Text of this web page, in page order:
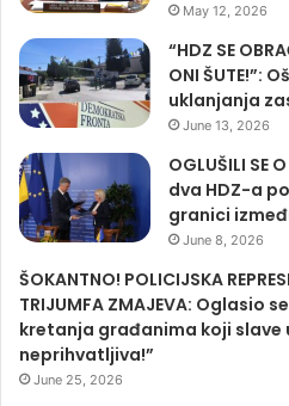
May 12, 2026
“HDZ SE
ONI ŠUTE!”:
uklanjanja
June 13, 2026
OGLUŠILI SE
dva HDZ-a
granici
June 8, 2026
ŠOKANTNO! POLICIJSKA
TRIJUMFA ZMAJEVA: Oglasio
kretanja građanima koji slave
neprihvatljiva!”
June 25, 2026